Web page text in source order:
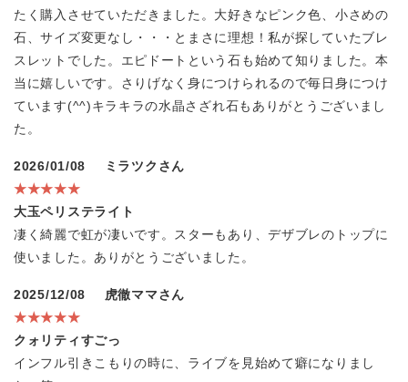
たく購入させていただきました。大好きなピンク色、小さめの
石、サイズ変更なし・・・とまさに理想！私が探していたブレ
スレットでした。エピドートという石も始めて知りました。本
当に嬉しいです。さりげなく身につけられるので毎日身につけ
ています(^^)キラキラの水晶さざれ石もありがとうございまし
た。
2026/01/08
ミラツクさん
★★★★★
大玉ペリステライト
凄く綺麗で虹が凄いです。スターもあり、デザブレのトップに
使いました。ありがとうございました。
2025/12/08
虎徹ママさん
★★★★★
クォリティすごっ
インフル引きこもりの時に、ライブを見始めて癖になりまし